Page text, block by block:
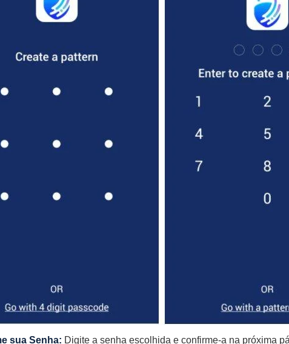
sua Senha: Digite a senha escolhida e confirme-a na próxima